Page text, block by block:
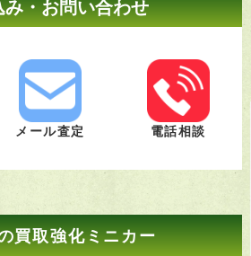
み・お問い合わせ
メール査定 電話相談
買取強化ミニカー